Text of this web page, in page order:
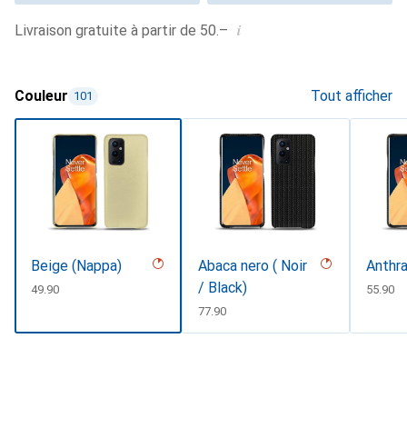
Livraison gratuite à partir de 50.– i
Couleur 101 Tout afficher
Beige (Nappa)
CHF
49.90
Abaca nero ( Noir
/ Black)
CHF
77.90
CHF
55.90